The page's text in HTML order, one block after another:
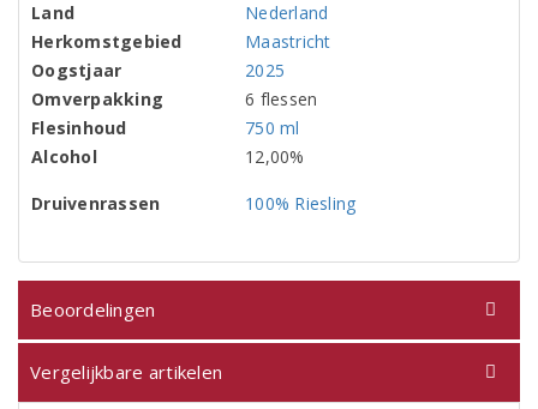
Land
Nederland
Herkomstgebied
Maastricht
Oogstjaar
2025
Omverpakking
6 flessen
Flesinhoud
750 ml
Alcohol
12,00%
Druivenrassen 100% Riesling
Beoordelingen
Vergelijkbare artikelen